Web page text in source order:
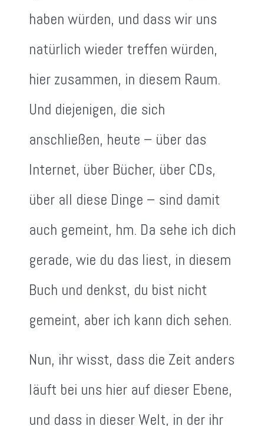
haben würden, und dass wir uns
natürlich wieder treffen würden,
hier zusammen, in diesem Raum.
Und diejenigen, die sich
anschließen, heute – über das
Internet, über Bücher, über CDs,
über all diese Dinge – sind damit
auch gemeint, hm. Da sehe ich dich
gerade, wie du das liest, in diesem
Buch und denkst, du bist nicht
gemeint, aber ich kann dich sehen.
Nun, ihr wisst, dass die Zeit anders
läuft bei uns hier auf dieser Ebene,
und dass in dieser Welt, in der ihr